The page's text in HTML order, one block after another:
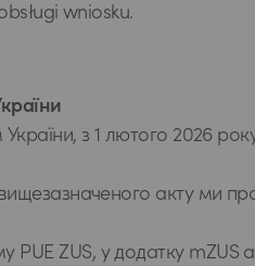
wniosku.
з 1 лютого 2026
вищезазначеного акту
ZUS, у додатку mZUS